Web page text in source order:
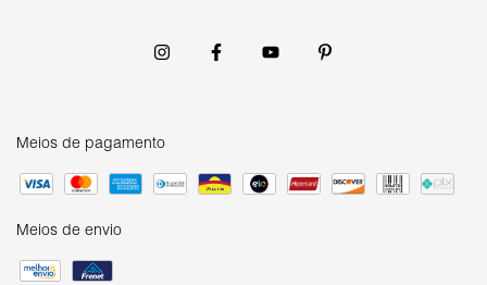
Meios de pagamento
Meios de envio